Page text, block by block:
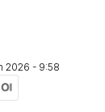
2026 - 9:58